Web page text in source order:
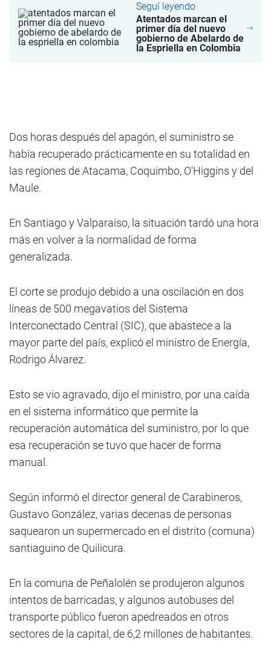
Seguí leyendo
Atentados marcan el
primer día del nuevo
gobierno de Abelardo de
la Espriella en Colombia
Dos horas después del apagón, el suministro se
había recuperado prácticamente en su totalidad en
las regiones de Atacama, Coquimbo, O'Higgins y del
Maule.
En Santiago y Valparaíso, la situación tardó una hora
más en volver a la normalidad de forma
generalizada.
El corte se produjo debido a una oscilación en dos
líneas de 500 megavatios del Sistema
Interconectado Central (SIC), que abastece a la
mayor parte del país, explicó el ministro de Energía,
Rodrigo Álvarez.
Esto se vio agravado, dijo el ministro, por una caída
en el sistema informático que permite la
recuperación automática del suministro, por lo que
esa recuperación se tuvo que hacer de forma
manual.
Según informó el director general de Carabineros,
Gustavo González, varias decenas de personas
saquearon un supermercado en el distrito (comuna)
santiaguino de Quilicura.
En la comuna de Peñalolén se produjeron algunos
intentos de barricadas, y algunos autobuses del
transporte público fueron apedreados en otros
sectores de la capital, de 6,2 millones de habitantes.